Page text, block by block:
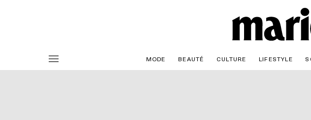
MODE BEAUTÉ CULTURE LIFESTYLE